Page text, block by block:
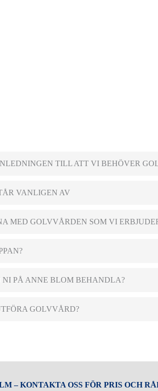
TILL ATT VI BEHÖVER
VANLIGEN AV
MED GOLVVÅRDEN SOM VI
PÅ ANNE BLOM BEHANDLA?
GOLVVÅRD?
– KONTAKTA OSS FÖR PRIS OCH